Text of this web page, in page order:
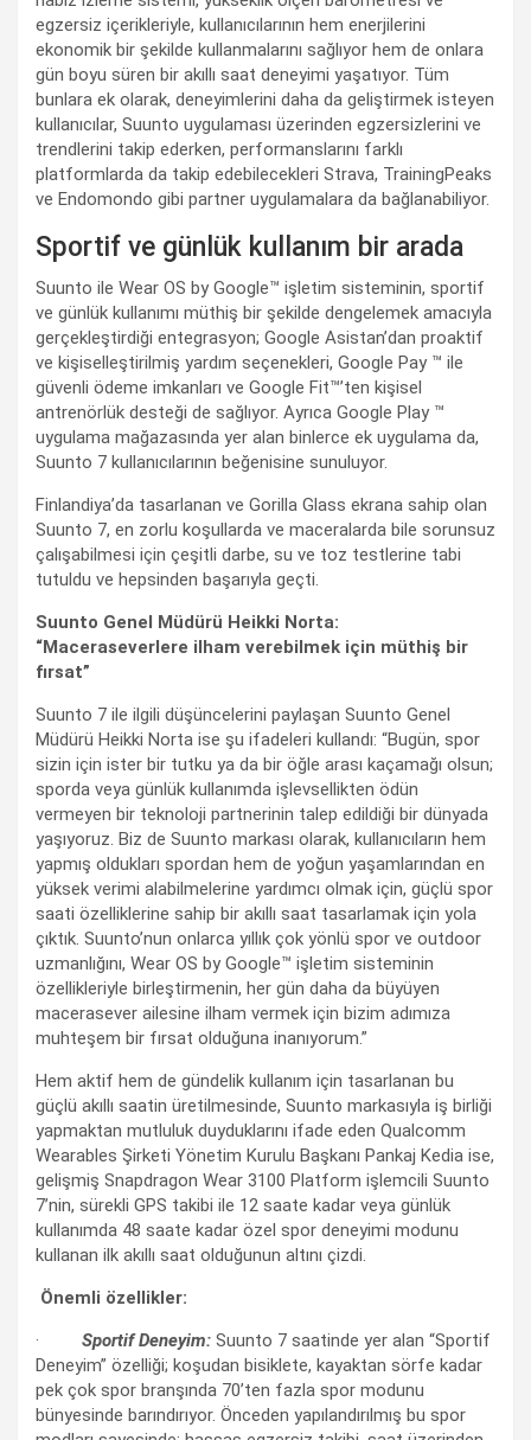
egzersiz içerikleriyle, kullanıcılarının hem enerjilerini
ekonomik bir şekilde kullanmalarını sağlıyor hem de onlara
gün boyu süren bir akıllı saat deneyimi yaşatıyor. Tüm
bunlara ek olarak, deneyimlerini daha da geliştirmek isteyen
kullanıcılar, Suunto uygulaması üzerinden egzersizlerini ve
trendlerini takip ederken, performanslarını farklı
platformlarda da takip edebilecekleri Strava, TrainingPeaks
ve Endomondo gibi partner uygulamalara da bağlanabiliyor.
Sportif ve günlük kullanım bir arada
Suunto ile Wear OS by Google™ işletim sisteminin, sportif
ve günlük kullanımı müthiş bir şekilde dengelemek amacıyla
gerçekleştirdiği entegrasyon; Google Asistan’dan proaktif
ve kişiselleştirilmiş yardım seçenekleri, Google Pay ™ ile
güvenli ödeme imkanları ve Google Fit™’ten kişisel
antrenörlük desteği de sağlıyor. Ayrıca Google Play ™
uygulama mağazasında yer alan binlerce ek uygulama da,
Suunto 7 kullanıcılarının beğenisine sunuluyor.
Finlandiya’da tasarlanan ve Gorilla Glass ekrana sahip olan
Suunto 7, en zorlu koşullarda ve maceralarda bile sorunsuz
çalışabilmesi için çeşitli darbe, su ve toz testlerine tabi
tutuldu ve hepsinden başarıyla geçti.
Suunto Genel Müdürü Heikki Norta:
“Maceraseverlere ilham verebilmek için müthiş bir
fırsat”
Suunto 7 ile ilgili düşüncelerini paylaşan Suunto Genel
Müdürü Heikki Norta ise şu ifadeleri kullandı: “Bugün, spor
sizin için ister bir tutku ya da bir öğle arası kaçamağı olsun;
sporda veya günlük kullanımda işlevsellikten ödün
vermeyen bir teknoloji partnerinin talep edildiği bir dünyada
yaşıyoruz. Biz de Suunto markası olarak, kullanıcıların hem
yapmış oldukları spordan hem de yoğun yaşamlarından en
yüksek verimi alabilmelerine yardımcı olmak için, güçlü spor
saati özelliklerine sahip bir akıllı saat tasarlamak için yola
çıktık. Suunto’nun onlarca yıllık çok yönlü spor ve outdoor
uzmanlığını, Wear OS by Google™ işletim sisteminin
özellikleriyle birleştirmenin, her gün daha da büyüyen
macerasever ailesine ilham vermek için bizim adımıza
muhteşem bir fırsat olduğuna inanıyorum.”
Hem aktif hem de gündelik kullanım için tasarlanan bu
güçlü akıllı saatin üretilmesinde, Suunto markasıyla iş birliği
yapmaktan mutluluk duyduklarını ifade eden Qualcomm
Wearables Şirketi Yönetim Kurulu Başkanı Pankaj Kedia ise,
gelişmiş Snapdragon Wear 3100 Platform işlemcili Suunto
7’nin, sürekli GPS takibi ile 12 saate kadar veya günlük
kullanımda 48 saate kadar özel spor deneyimi modunu
kullanan ilk akıllı saat olduğunun altını çizdi.
Önemli özellikler:
· Sportif Deneyim: Suunto 7 saatinde yer alan “Sportif
Deneyim” özelliği; koşudan bisiklete, kayaktan sörfe kadar
pek çok spor branşında 70’ten fazla spor modunu
bünyesinde barındırıyor. Önceden yapılandırılmış bu spor